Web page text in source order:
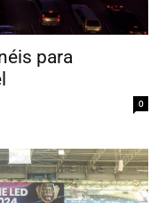
para
0